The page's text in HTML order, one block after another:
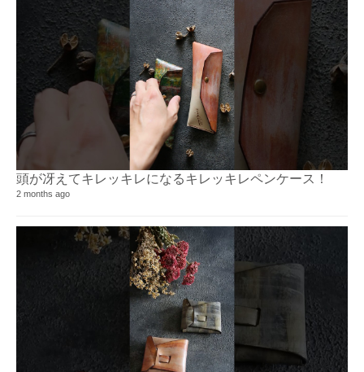
頭が冴えてキレッキレになるキレッキレペンケース！⁡
2 months ago